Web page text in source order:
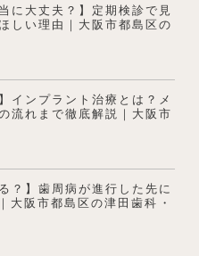
に大丈夫？】定期検診で見
しい理由｜大阪市都島区の
インプラント治療とは？メ
流れまで徹底解説｜大阪市
？】歯周病が進行した先に
大阪市都島区の津田歯科・